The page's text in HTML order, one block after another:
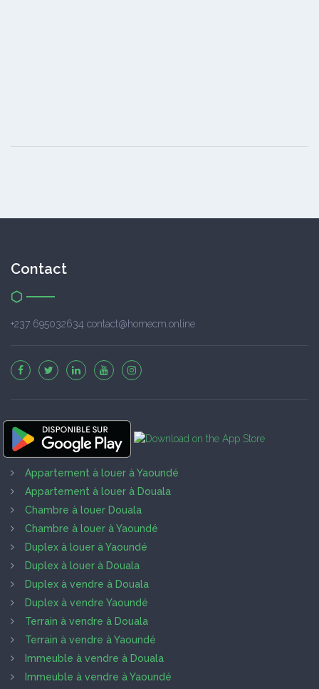
Contact
+237 695032634 contact@homecm.online
Appartement à louer à Yaoundé
Appartement à louer à Douala
Chambre à louer Douala
Chambre à louer à Yaoundé
Duplex à louer à Yaoundé
Duplex à louer à Douala
Duplex à vendre à Douala
Duplex à vendre Yaoundé
Terrain à vendre à Douala
Terrain à vendre à Yaoundé
Immeuble à vendre à Douala
Immeuble à vendre à Yaoundé